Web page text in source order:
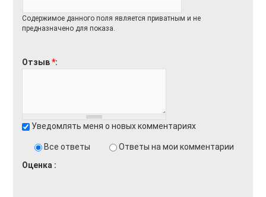
Содержимое данного поля является приватным и не
предназначено для показа.
Отзыв*
Уведомлять меня о новых комментариях
Все ответы
Ответы на мои комментарии
Оценка